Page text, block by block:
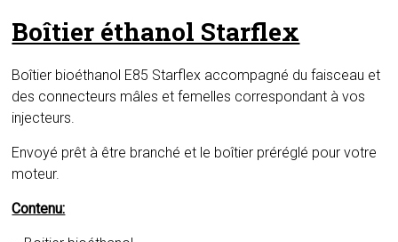
Boîtier éthanol Starflex
Boîtier bioéthanol E85 Starflex accompagné du faisceau et
des connecteurs mâles et femelles correspondant à vos
injecteurs.
Envoyé prêt à être branché et le boîtier préréglé pour votre
moteur.
Contenu: